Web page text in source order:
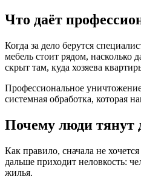
Что даёт
Когда за дело берутся
мебель стоит рядом, насколько
скрыт там, куда хозяева
Профессиональное
системная обработка, которая
Почему люди тянут
Как правило, сначала не
дальше приходит неловкость:
жилья.